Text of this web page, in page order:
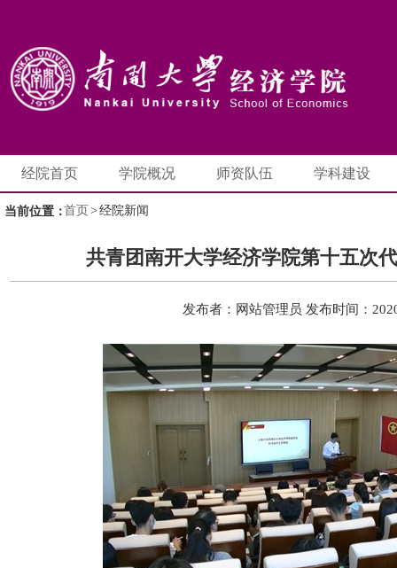
经院首页 学院概况 师资队伍 学科建设
当前位置：首页 > 经院新闻
共青团南开大学经济学院第十五次
发布者：网站管理员 发布时间：